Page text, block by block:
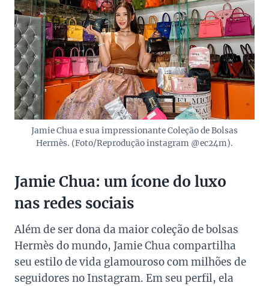
Jamie Chua e sua impressionante Coleção de Bolsas
Hermès. (Foto/Reprodução instagram @ec24m).
Jamie Chua: um ícone do luxo
nas redes sociais
Além de ser dona da maior coleção de bolsas
Hermès do mundo, Jamie Chua compartilha
seu estilo de vida glamouroso com milhões de
seguidores no Instagram. Em seu perfil, ela